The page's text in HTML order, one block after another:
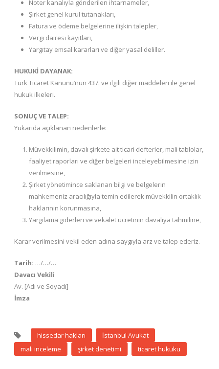
Noter kanalıyla gönderilen ihtarnameler,
Şirket genel kurul tutanakları,
Fatura ve ödeme belgelerine ilişkin talepler,
Vergi dairesi kayıtları,
Yargıtay emsal kararları ve diğer yasal deliller.
HUKUKİ DAYANAK:
Türk Ticaret Kanunu’nun 437. ve ilgili diğer maddeleri ile genel
hukuk ilkeleri.
SONUÇ VE TALEP:
Yukarıda açıklanan nedenlerle:
Müvekkilimin, davalı şirkete ait ticari defterler, mali tablolar,
faaliyet raporları ve diğer belgeleri inceleyebilmesine izin
verilmesine,
Şirket yönetimince saklanan bilgi ve belgelerin
mahkemeniz aracılığıyla temin edilerek müvekkilin ortaklık
haklarının korunmasına,
Yargılama giderleri ve vekalet ücretinin davalıya tahmiline,
Karar verilmesini vekil eden adına saygıyla arz ve talep ederiz.
Tarih: …/…/…
Davacı Vekili
Av. [Adı ve Soyadı]
İmza
hissedar hakları
İstanbul Avukat
mali inceleme
şirket denetimi ticaret hukuku